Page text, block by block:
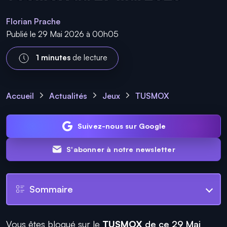
Florian Prache
Publié le 29 Mai 2026 à 00h05
1 minutesde lecture
Accueil Actualités Jeux TUSMOX
Suivez-nous sur Google
S'abonner à notre newsletter
Sommaire
Vous êtes bloqué sur le TUSMOX de ce 29 Mai